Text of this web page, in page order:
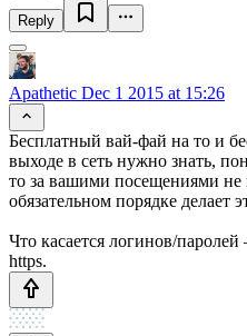
Reply
Apathetic Dec 1 2015 at 15:26
Бесплатный вай-фай на то и
выходе в сеть нужно знать,
то за вашими посещениями не
обязательном порядке делает
Что касается логинов/
https.